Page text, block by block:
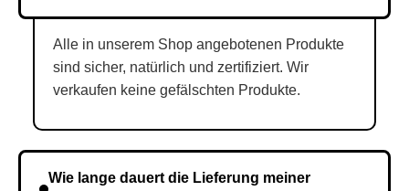
Alle in unserem Shop angebotenen Produkte
sind sicher, natürlich und zertifiziert. Wir
verkaufen keine gefälschten Produkte.
Wie lange dauert die Lieferung meiner